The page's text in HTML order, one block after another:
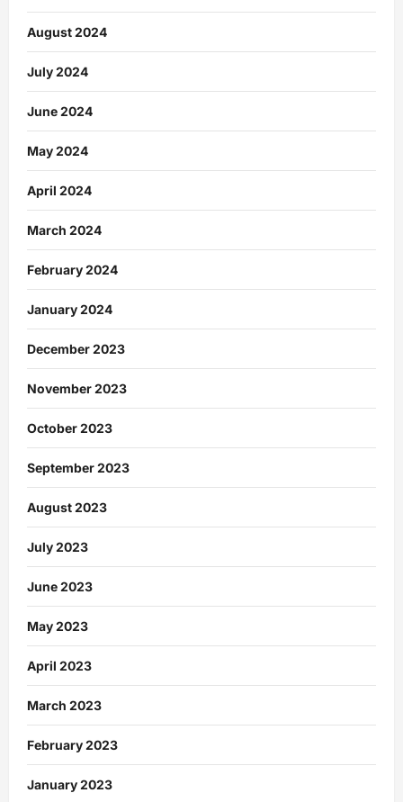
August 2024
July 2024
June 2024
May 2024
April 2024
March 2024
February 2024
January 2024
December 2023
November 2023
October 2023
September 2023
August 2023
July 2023
June 2023
May 2023
April 2023
March 2023
February 2023
January 2023